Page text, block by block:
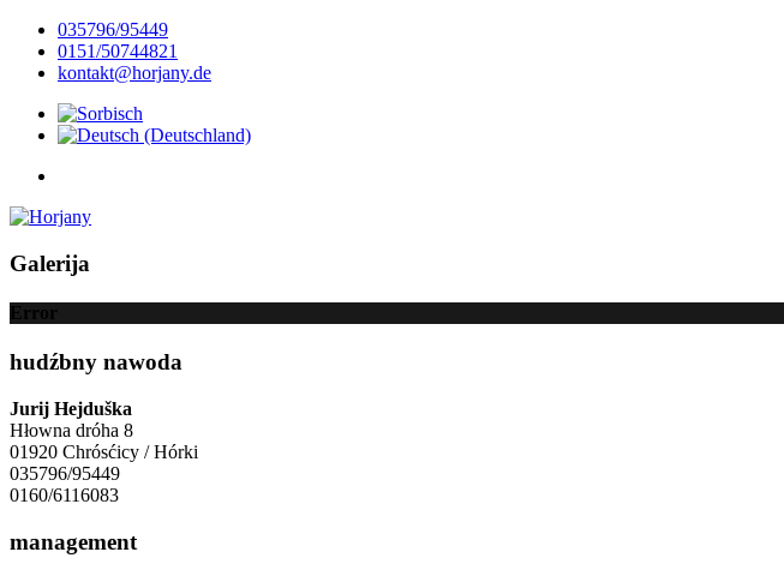
035796/95449
0151/50744821
kontakt@horjany.de
Galerija
Error
hudźbny nawoda
Jurij Hejduška
Hłowna dróha 8
01920 Chrósćicy / Hórki
035796/95449
0160/6116083
management